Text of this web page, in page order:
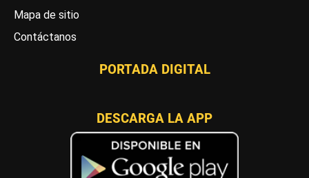
Mapa de sitio
Contáctanos
PORTADA DIGITAL
DESCARGA LA APP